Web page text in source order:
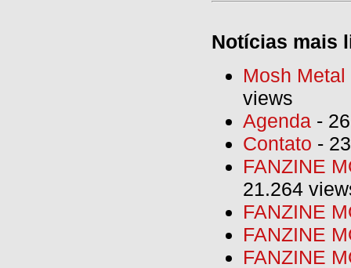
Notícias mais
Mosh
views
Agenda -
Contato -
FANZINE
21.264
FANZINE
FANZINE
FANZINE